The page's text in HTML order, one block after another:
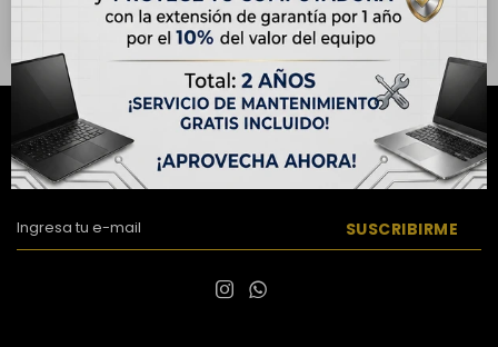
Hasta en 12 cuotas de
USD 1.25
Hasta en 12 cuotas de
USD 0.75
¡Suscribite y recibí todas nuestras novedades!
SUSCRIBIRME
 